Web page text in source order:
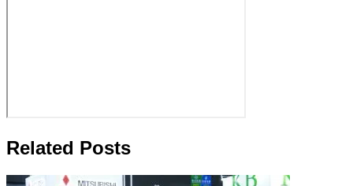
Related Posts